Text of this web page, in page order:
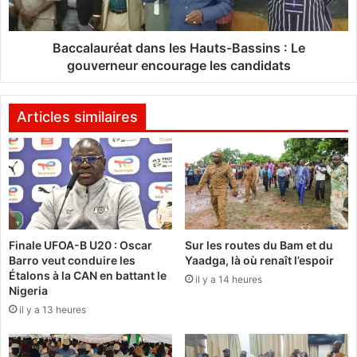
t
s
r
é
g
i
o
n
d
u
C
e
n
r
u
r
t
d
n
s
l
e
s
H
a
u
t
s
-
B
s
Baccalauréat dans les Hauts-Bassins : Le
gouverneur encourage les candidats
Articles similaires
Finale UFOA-B U20 : Oscar
Barro veut conduire les
Étalons à la CAN en battant le
Nigeria
il y a 13 heures
Sur les routes du Bam et du
Yaadga, là où renaît l’espoir
il y a 14 heures